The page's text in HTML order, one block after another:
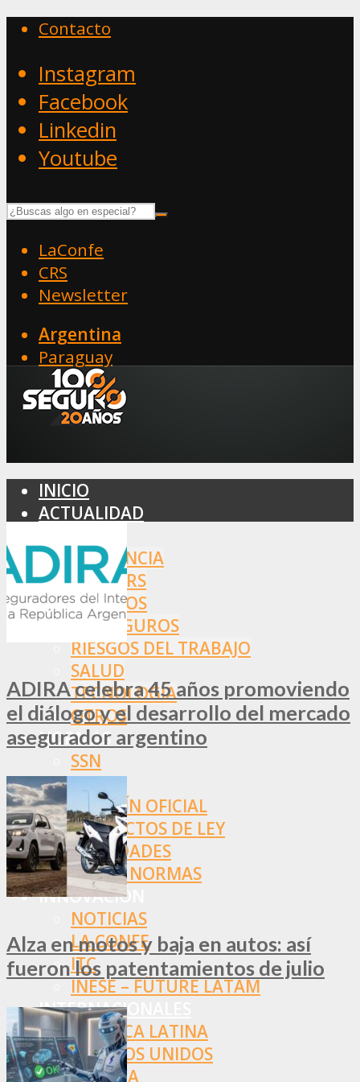
Contacto
Instagram
Facebook
Linkedin
Youtube
LaConfe
CRS
Newsletter
Argentina
Paraguay
INICIO
ACTUALIDAD
ASISTENCIA
BROKERS
SEGUROS
REASEGUROS
RIESGOS DEL TRABAJO
SALUD
TECNOLOGÍA
OTROS
NORMAS
SSN
SRT
BOLETÍN OFICIAL
PROYECTOS DE LEY
SOCIEDADES
OTRAS NORMAS
INNOVACIÓN
NOTICIAS
LA CONFE
ITC
INESE – FÜTURE LATAM
INTERNACIONALES
AMÉRICA LATINA
ESTADOS UNIDOS
EUROPA
ADIRA celebra 45 años promoviendo
el diálogo y el desarrollo del mercado
asegurador argentino
Alza en motos y baja en autos: así
fueron los patentamientos de julio